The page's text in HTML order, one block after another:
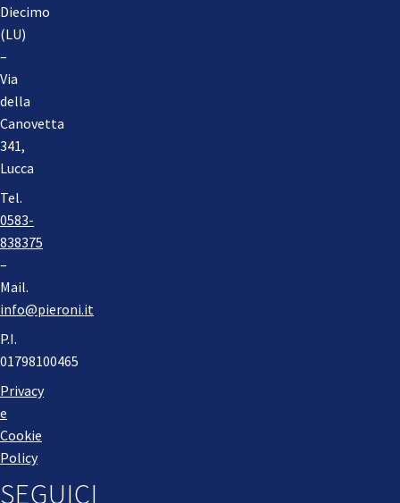
Diecimo
(LU)
–
Via
della
Canovetta
341,
Lucca
Tel.
0583-
838375
–
Mail.
info@pieroni.it
P.I.
01798100465
Privacy
e
Cookie
Policy
SEGUICI